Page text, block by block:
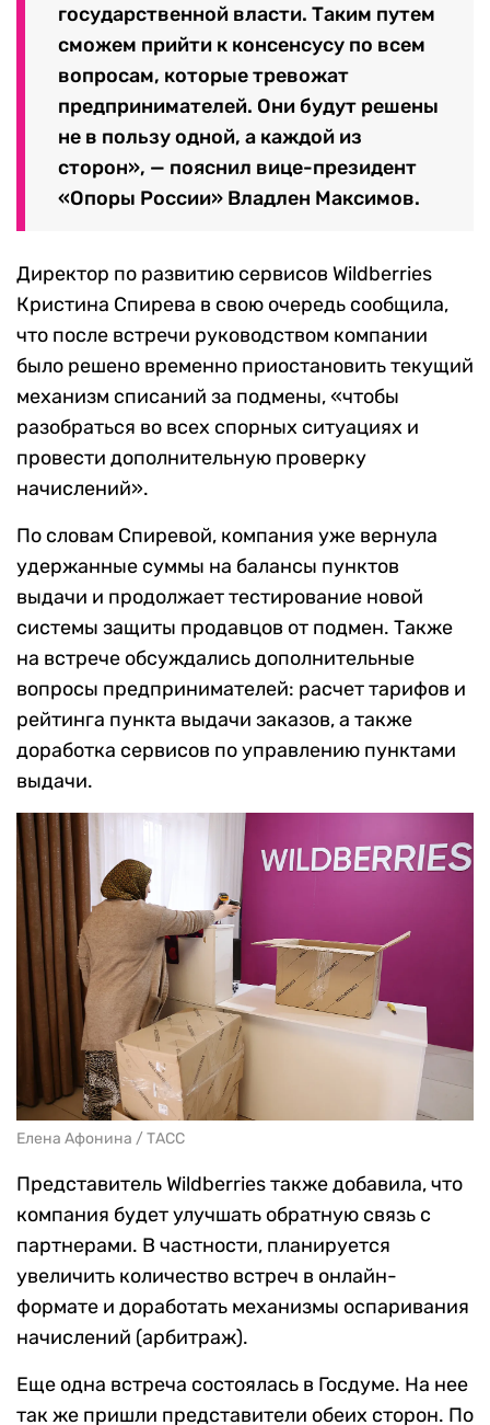
государственной власти. Таким путем
сможем прийти к консенсусу по всем
вопросам, которые тревожат
предпринимателей. Они будут решены
не в пользу одной, а каждой из
сторон», — пояснил вице-президент
«Опоры России» Владлен Максимов.
Директор по развитию сервисов Wildberries
Кристина Спирева в свою очередь сообщила,
что после встречи руководством компании
было решено временно приостановить текущий
механизм списаний за подмены, «чтобы
разобраться во всех спорных ситуациях и
провести дополнительную проверку
начислений».
По словам Спиревой, компания уже вернула
удержанные суммы на балансы пунктов
выдачи и продолжает тестирование новой
системы защиты продавцов от подмен. Также
на встрече обсуждались дополнительные
вопросы предпринимателей: расчет тарифов и
рейтинга пункта выдачи заказов, а также
доработка сервисов по управлению пунктами
выдачи.
Елена Афонина / ТАСС
Представитель Wildberries также добавила, что
компания будет улучшать обратную связь с
партнерами. В частности, планируется
увеличить количество встреч в онлайн-
формате и доработать механизмы оспаривания
начислений (арбитраж).
Еще одна встреча состоялась в Госдуме. На нее
так же пришли представители обеих сторон. По